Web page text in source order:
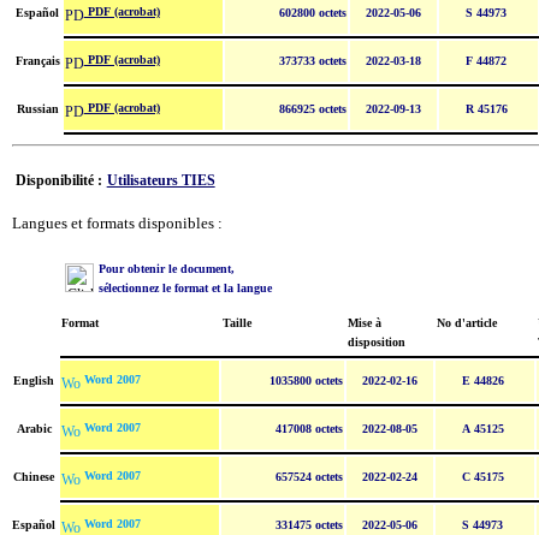
Español PDF (acrobat) 602800 octets 2022-05-06 S 44973
Français PDF (acrobat) 373733 octets 2022-03-18 F 44872
Russian PDF (acrobat) 866925 octets 2022-09-13 R 45176
Disponibilité : Utilisateurs TIES
Langues et formats disponibles :
Pour obtenir le document,
sélectionnez le format et la langue
Format Taille
Mise à
disposition
No d'article
English Word 2007 1035800 octets 2022-02-16 E 44826
Arabic Word 2007 417008 octets 2022-08-05 A 45125
Chinese Word 2007 657524 octets 2022-02-24 C 45175
Español Word 2007 331475 octets 2022-05-06 S 44973